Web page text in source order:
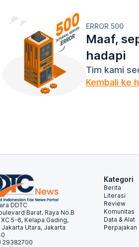
ERROR 500
Maaf,
hadapi
Tim kami
Kembali ke
DDTC
Barat. Raya No.B
5-6, Kelapa Gading,
Jakarta Utara, Jakarta
29382700
Kategori
Berita
Literasi
Review
Komunitas
Data & Alat
Perpajakan